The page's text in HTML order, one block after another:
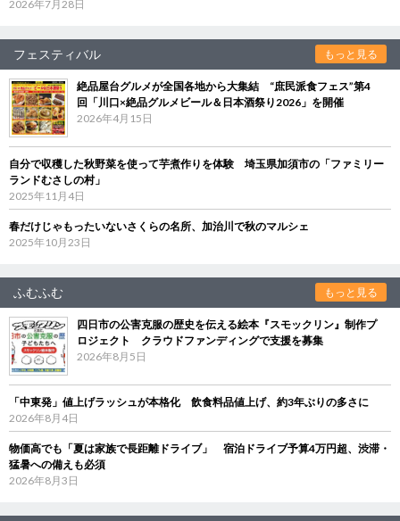
2026年7月28日
フェスティバル もっと見る
絶品屋台グルメが全国各地から大集結 “庶民派食フェス”第4
回「川口×絶品グルメビール＆日本酒祭り2026」を開催
2026年4月15日
自分で収穫した秋野菜を使って芋煮作りを体験 埼玉県加須市の「ファミリー
ランドむさしの村」
2025年11月4日
春だけじゃもったいないさくらの名所、加治川で秋のマルシェ
2025年10月23日
ふむふむ もっと見る
四日市の公害克服の歴史を伝える絵本『スモックリン』制作プ
ロジェクト クラウドファンディングで支援を募集
2026年8月5日
「中東発」値上げラッシュが本格化 飲食料品値上げ、約3年ぶりの多さに
2026年8月4日
物価高でも「夏は家族で長距離ドライブ」 宿泊ドライブ予算4万円超、渋滞・
猛暑への備えも必須
2026年8月3日